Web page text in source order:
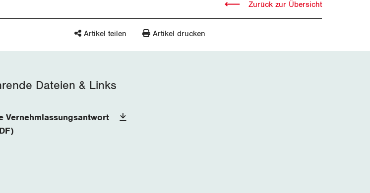
Zurück zur Übersicht
Artikel teilen Artikel drucken
Dateien & Links
Vernehmlassungsantwort